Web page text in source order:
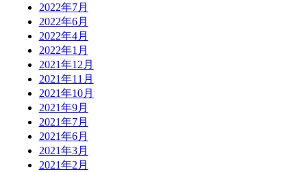
2022年7月
2022年6月
2022年4月
2022年1月
2021年12月
2021年11月
2021年10月
2021年9月
2021年7月
2021年6月
2021年3月
2021年2月